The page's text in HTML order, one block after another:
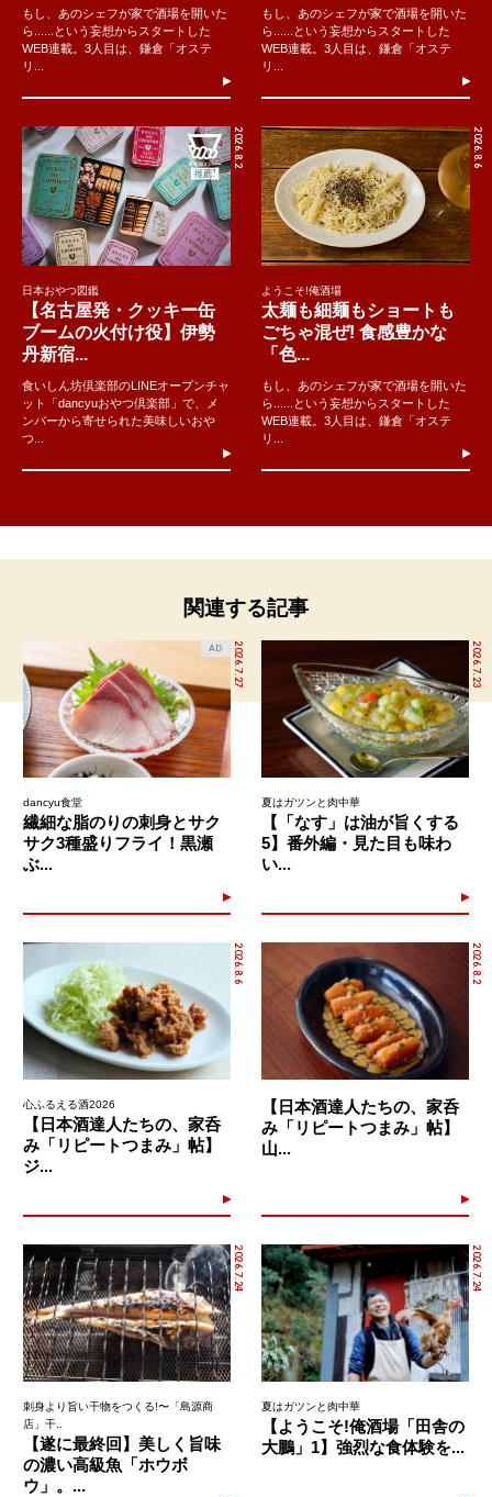
もし、あのシェフが家で酒場を開いた
ら......という妄想からスタートした
WEB連載。3人目は、鎌倉「オステ
リ...
もし、あのシェフが家で酒場を開いた
ら......という妄想からスタートした
WEB連載。3人目は、鎌倉「オステ
リ...
2026.8.2
日本おやつ図鑑
【名古屋発・クッキー缶
ブームの火付け役】伊勢
丹新宿...
食いしん坊倶楽部のLINEオープンチャ
ット「dancyuおやつ倶楽部」で、メ
ンバーから寄せられた美味しいおや
つ...
2026.8.6
ようこそ!俺酒場
太麺も細麺もショートも
ごちゃ混ぜ! 食感豊かな
「色...
もし、あのシェフが家で酒場を開いた
ら......という妄想からスタートした
WEB連載。3人目は、鎌倉「オステ
リ...
関連する記事
2026.7.27
AD
dancyu食堂
繊細な脂のりの刺身とサク
サク3種盛りフライ！黒瀬
ぶ...
2026.7.23
夏はガツンと肉中華
【「なす」は油が旨くする
5】番外編・見た目も味わ
い...
2026.8.6
心ふるえる酒2026
【日本酒達人たちの、家呑
み「リピートつまみ」帖】
ジ...
2026.8.2
【日本酒達人たちの、家呑
み「リピートつまみ」帖】
山...
2026.7.24
刺身より旨い干物をつくる!〜「島源商
店」干..
【遂に最終回】美しく旨味
の濃い高級魚「ホウボ
ウ」。...
2026.7.24
夏はガツンと肉中華
【ようこそ!俺酒場「田舎の
大鵬」1】強烈な食体験を...